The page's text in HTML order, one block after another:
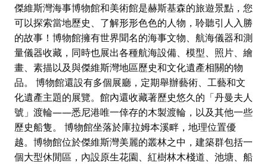
傑維斯灣海事博物館和美術館是赫斯基森的旅遊景點，您
可以探索當地歷史、了解形形色色的人物，聆聽引人入勝
的故事！博物館擁有世界聞名的海事文物、航海儀器和測
量儀器收藏，同時也展出各種航海設備、模型、照片、繪
畫、素描以及與傑維斯灣地區歷史和文化遺產相關的物
品。 博物館還設有多個展廳，定期舉辦藝術、工藝和文
化遺產主題的展覽。館內還收藏著歷史悠久的「丹曼夫人
號」渡輪——悉尼港唯一倖存的木製渡輪，以及其他一些
歷史船隻。 博物館坐落於庫拉姆本溪畔，地理位置優
越。博物館位於傑維斯灣美麗的叢林之中，建築群包括一
個大型休閒區，內設原生花園、紅樹林木棧道、池塘、船